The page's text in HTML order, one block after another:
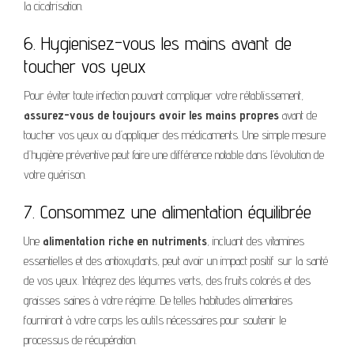
la cicatrisation.
6. Hygienisez-vous les mains avant de
toucher vos yeux
Pour éviter toute infection pouvant compliquer votre rétablissement,
assurez-vous de toujours avoir les mains propres avant de
toucher vos yeux ou d’appliquer des médicaments. Une simple mesure
d’hygiène préventive peut faire une différence notable dans l’évolution de
votre guérison.
7. Consommez une alimentation équilibrée
Une alimentation riche en nutriments, incluant des vitamines
essentielles et des antioxydants, peut avoir un impact positif sur la santé
de vos yeux. Intégrez des légumes verts, des fruits colorés et des
graisses saines à votre régime. De telles habitudes alimentaires
fourniront à votre corps les outils nécessaires pour soutenir le
processus de récupération.